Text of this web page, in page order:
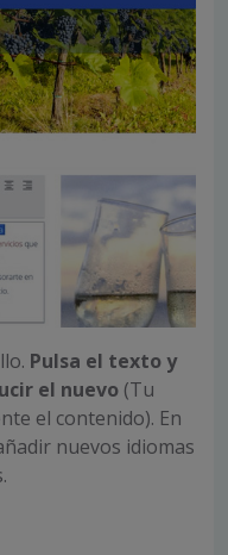
Pulsa el texto y
el nuevo (Tu
el contenido). En
nuevos idiomas